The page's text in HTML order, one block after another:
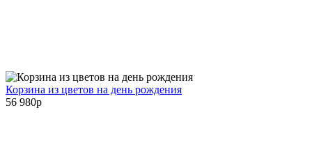
Корзина из цветов на день рождения
56 980p